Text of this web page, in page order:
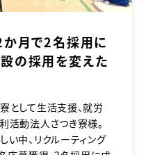
か月で2名採用に
の採用を変えた
として生活支援、就労
活動法人さつき寮様。
中、リクルーティング